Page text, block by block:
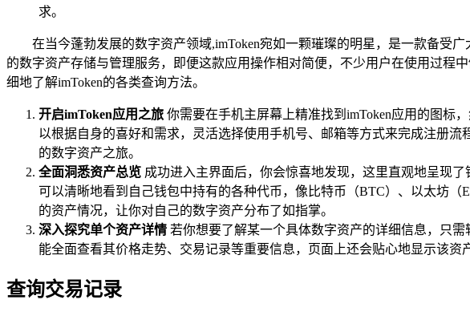
求。
在当今蓬勃发展的数字资产领域,imToken宛如一颗璀璨的明星，是一款备受
的数字资产存储与管理服务，即便这款应用操作相对简便，不少用户在使用过程
细地了解imToken的各类查询方法。
开启imToken应用之旅 你需要在手机主屏幕上精准找到imToken应用的图标
以根据自身的喜好和需求，灵活选择使用手机号、邮箱等方式来完成注册
的数字资产之旅。
全面洞悉资产总览 成功进入主界面后，你会惊喜地发现，这里直观地呈现
可以清晰地看到自己钱包中持有的各种代币，像比特币（BTC）、以太坊
的资产情况，让你对自己的数字资产分布了如指掌。
深入探究单个资产详情 若你想要了解某一个具体数字资产的详细信息，只
能全面查看其价格走势、交易记录等重要信息，页面上还会贴心地显示该
查询交易记录